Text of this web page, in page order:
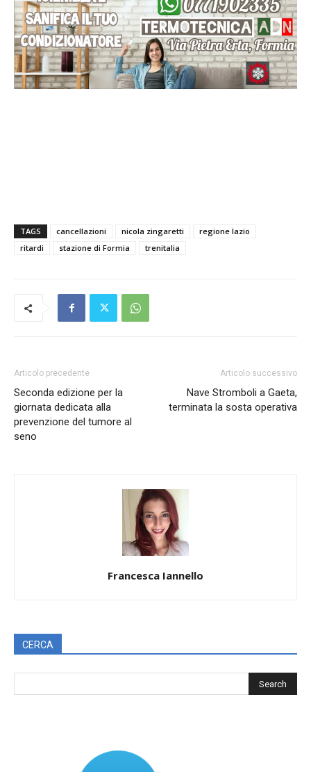
TAGS cancellazioni nicola zingaretti
regione lazio
ritardi
stazione di Formia trenitalia
Articolo precedente
Seconda edizione per la
giornata dedicata alla
prevenzione del tumore al
seno
Articolo successivo
Nave Stromboli a Gaeta,
terminata la sosta operativa
Francesca Iannello
CERCA